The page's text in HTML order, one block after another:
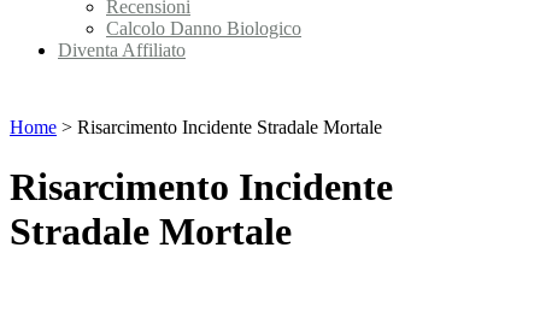
Recensioni
Calcolo Danno Biologico
Diventa Affiliato
Home > Risarcimento Incidente Stradale Mortale
Risarcimento Incidente
Stradale Mortale